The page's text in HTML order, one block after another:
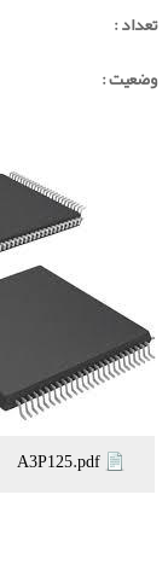
تعداد :
وضعیت :
A3P125.pdf